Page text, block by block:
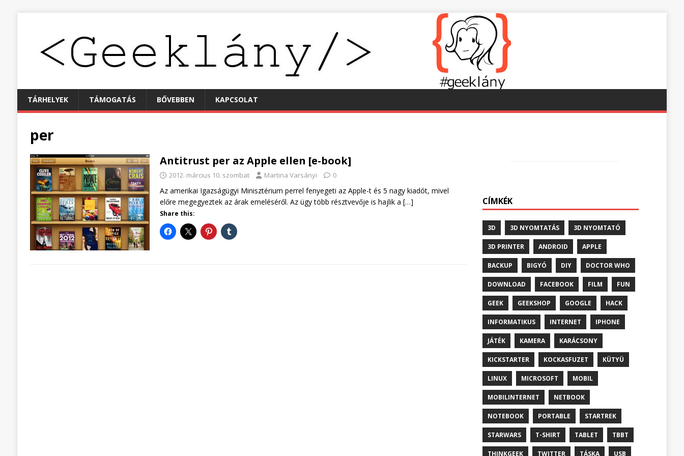
TÁRHELYEK TÁMOGATÁS BŐVEBBEN KAPCSOLAT
per
Antitrust per az Apple ellen [e-book]
2012. március 10. szombat Martina Varsányi 0
Az amerikai Igazságügyi Minisztérium perrel fenyegeti az Apple-t és 5 nagy kiadót, mivel
előre megegyeztek az árak emeléséről. Az ügy több résztvevője is hajlik a […]
Share this:
CÍMKÉK
3D 3D NYOMTATÁS 3D NYOMTATÓ
3D PRINTER ANDROID APPLE
BACKUP BIGYÓ DIY DOCTOR WHO
DOWNLOAD FACEBOOK FILM FUN
GEEK GEEKSHOP GOOGLE HACK
INFORMATIKUS INTERNET IPHONE
JÁTÉK KAMERA KARÁCSONY
KICKSTARTER KOCKASFUZET KÜTYÜ
LINUX MICROSOFT MOBIL
MOBILINTERNET NETBOOK
NOTEBOOK PORTABLE STARTREK
STARWARS T-SHIRT TABLET TBBT
THINKGEEK TWITTER TÁSKA USB